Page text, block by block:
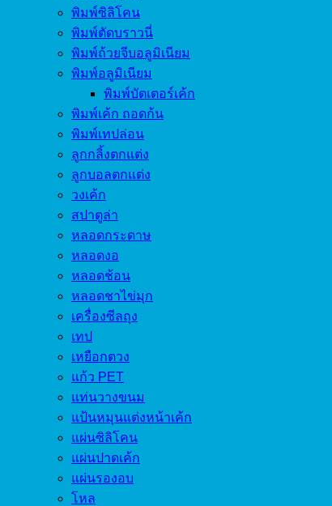
พิมพ์ซิลิโคน
พิมพ์ตัดบราวนี่
พิมพ์ถ้วยจีบอลูมิเนียม
พิมพ์อลูมิเนียม
พิมพ์บัตเตอร์เค้ก
พิมพ์เค้ก ถอดก้น
พิมพ์เทปล่อน
ลูกกลิ้งตกแต่ง
ลูกบอลตกแต่ง
วงเค้ก
สปาตูล่า
หลอดกระดาษ
หลอดงอ
หลอดช้อน
หลอดชาไข่มุก
เครื่องซีลถุง
เทป
เหยือกตวง
แก้ว PET
แท่นวางขนม
แป้นหมุนแต่งหน้าเค้ก
แผ่นซิลิโคน
แผ่นปาดเค้ก
แผ่นรองอบ
โหล